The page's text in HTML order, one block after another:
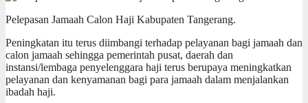
Pelepasan Jamaah Calon Haji Kabupaten Tangerang.
Peningkatan itu terus diimbangi terhadap pelayanan bagi jamaah dan
calon jamaah sehingga pemerintah pusat, daerah dan
instansi/lembaga penyelenggara haji terus berupaya meningkatkan
pelayanan dan kenyamanan bagi para jamaah dalam menjalankan
ibadah haji.